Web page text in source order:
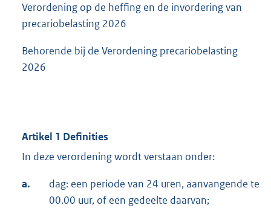
Verordening op de heffing en de invordering van
precariobelasting 2026
Behorende bij de Verordening precariobelasting
2026
Artikel 1 Definities
In deze verordening wordt verstaan onder:
a.
dag: een periode van 24 uren, aanvangende te
00.00 uur, of een gedeelte daarvan;